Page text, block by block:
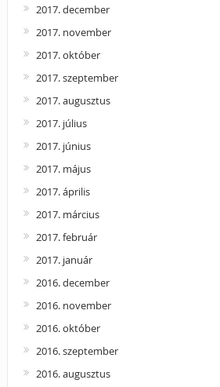
2017. december
2017. november
2017. október
2017. szeptember
2017. augusztus
2017. július
2017. június
2017. május
2017. április
2017. március
2017. február
2017. január
2016. december
2016. november
2016. október
2016. szeptember
2016. augusztus